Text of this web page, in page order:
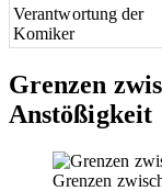
Verantwortung der
Komiker
Grenzen
Anstößigkeit
Grenzen